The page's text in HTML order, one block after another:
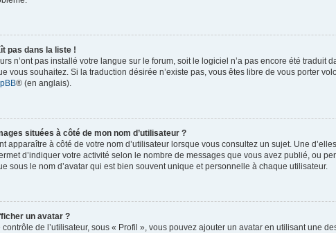
pas dans la liste !
n’ont pas installé votre langue sur le forum, soit le logiciel n’a pas encore été
vous souhaitez. Si la traduction désirée n’existe pas, vous êtes libre de vous porter
® (en anglais).
situées à côté de mon nom d’utilisateur ?
apparaître à côté de votre nom d’utilisateur lorsque vous consultez un sujet. Une
d’indiquer votre activité selon le nombre de messages que vous avez publié, ou
sous le nom d’avatar qui est bien souvent unique et personnelle à chaque utilisateur.
un avatar ?
de l’utilisateur, sous « Profil », vous pouvez ajouter un avatar en utilisant une